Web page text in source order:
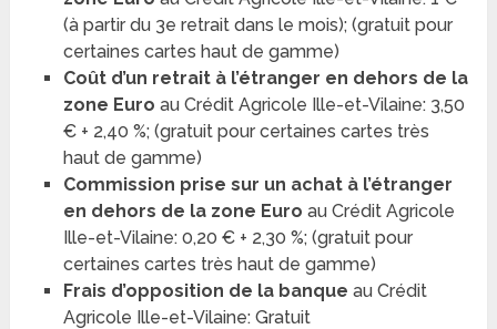
(à partir du 3e retrait dans le mois); (gratuit pour
certaines cartes haut de gamme)
Coût d’un retrait à l’étranger en dehors de la
zone Euro au Crédit Agricole Ille-et-Vilaine: 3,50
€ + 2,40 %; (gratuit pour certaines cartes très
haut de gamme)
Commission prise sur un achat à l’étranger
en dehors de la zone Euro au Crédit Agricole
Ille-et-Vilaine: 0,20 € + 2,30 %; (gratuit pour
certaines cartes très haut de gamme)
Frais d’opposition de la banque au Crédit
Agricole Ille-et-Vilaine: Gratuit